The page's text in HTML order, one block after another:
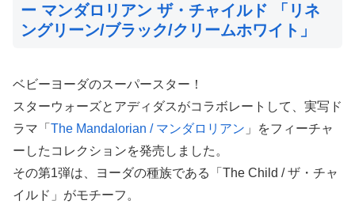
ー マンダロリアン ザ・チャイルド 「リネ
ングリーン/ブラック/クリームホワイト」
ベビーヨーダのスーパースター！
スターウォーズとアディダスがコラボレートして、実写ド
ラマ「 The Mandalorian / マンダロリアン 」をフィーチャ
ーしたコレクションを発売しました。
その第1弾は、ヨーダの種族である「The Child / ザ・チャ
イルド」がモチーフ。